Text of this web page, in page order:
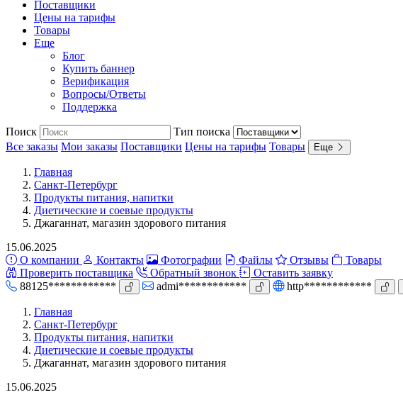
Поставщики
Цены на тарифы
Товары
Еще
Блог
Купить баннер
Верификация
Вопросы/Ответы
Поддержка
Поиск
Тип поиска
Все заказы Мои заказы Поставщики Цены на тарифы Товары Еще
Главная
Санкт-Петербург
Продукты питания, напитки
Диетические и соевые продукты
Джаганнат, магазин здорового питания
15.06.2025
О компании
Контакты Фотографии Файлы Отзывы
Товары
Проверить поставщика
Обратный звонок
Оставить заявку
88125************
admi************ http************
Главная
Санкт-Петербург
Продукты питания, напитки
Диетические и соевые продукты
Джаганнат, магазин здорового питания
15.06.2025